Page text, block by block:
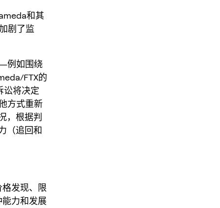
和其
剧了监
例如围绕
FTX的
讼将决定
方式重新
，根据判
（追回和
格发现、限
力和发展